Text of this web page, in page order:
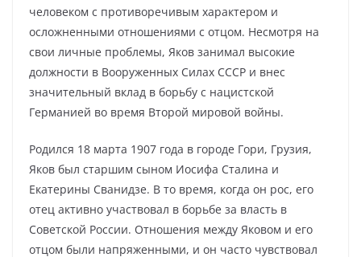
человеком с противоречивым характером и
осложненными отношениями с отцом. Несмотря на
свои личные проблемы, Яков занимал высокие
должности в Вооруженных Силах СССР и внес
значительный вклад в борьбу с нацистской
Германией во время Второй мировой войны.
Родился 18 марта 1907 года в городе Гори, Грузия,
Яков был старшим сыном Иосифа Сталина и
Екатерины Сванидзе. В то время, когда он рос, его
отец активно участвовал в борьбе за власть в
Советской России. Отношения между Яковом и его
отцом были напряженными, и он часто чувствовал